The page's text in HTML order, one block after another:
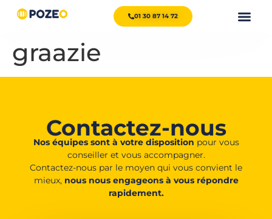
01 30 87 14 72
graazie
Contactez-nous
Nos équipes sont à votre disposition pour vous
conseiller et vous accompagner.
Contactez-nous par le moyen qui vous convient le
mieux, nous nous engageons à vous répondre
rapidement.